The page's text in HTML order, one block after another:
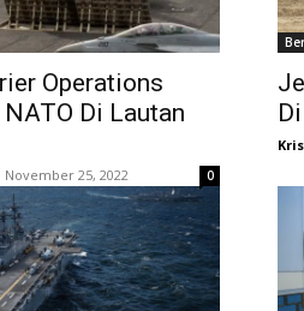
Operations
Di Lautan
November 25, 2022 0